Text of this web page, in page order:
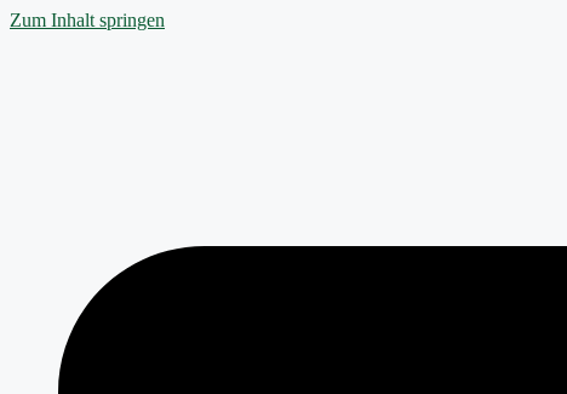
Zum Inhalt springen